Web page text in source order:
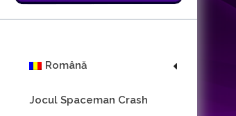
Română
Jocul Spaceman Crash